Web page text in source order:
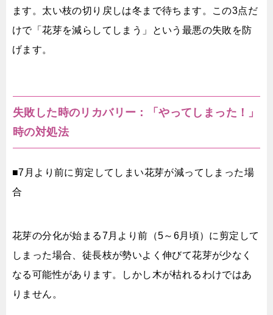
ます。太い枝の切り戻しは冬まで待ちます。この3点だ
けで「花芽を減らしてしまう」という最悪の失敗を防
げます。
失敗した時のリカバリー：「やってしまった！」
時の対処法
■7月より前に剪定してしまい花芽が減ってしまった場
合
花芽の分化が始まる7月より前（5～6月頃）に剪定して
しまった場合、徒長枝が勢いよく伸びて花芽が少なく
なる可能性があります。しかし木が枯れるわけではあ
りません。